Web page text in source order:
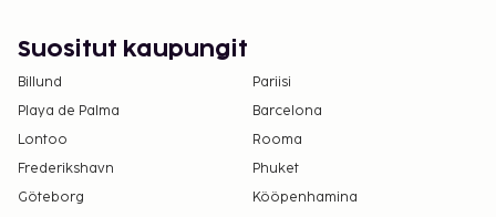
Suositut kaupungit
Billund
Pariisi
Playa de Palma
Barcelona
Lontoo
Rooma
Frederikshavn
Phuket
Göteborg
Kööpenhamina